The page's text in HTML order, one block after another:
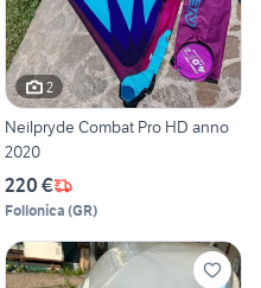
2
Neilpryde Combat Pro HD anno
2020
220 €
Follonica (GR)